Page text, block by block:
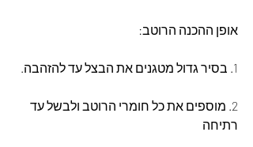
אופן ההכנה הרוטב:
1. בסיר גדול מטגנים את הבצל עד להזהבה.
2. מוספים את כל חומרי הרוטב ולבשל עד
רתיחה